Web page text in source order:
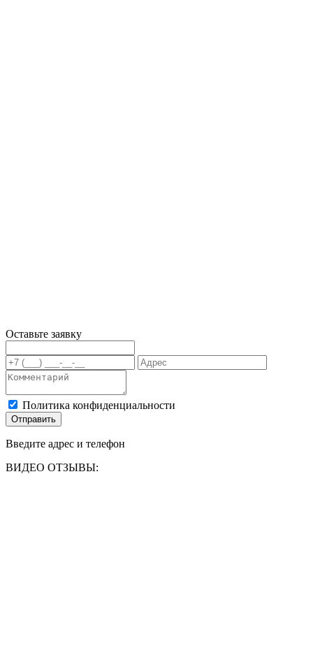
Оставьте заявку
Политика конфиденциальности
Отправить
Введите адрес и телефон
ВИДЕО ОТЗЫВЫ: